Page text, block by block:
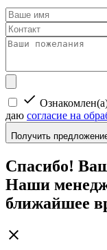
даю согласие на
Получить предложени
Спасибо!
Наши
ближайшее